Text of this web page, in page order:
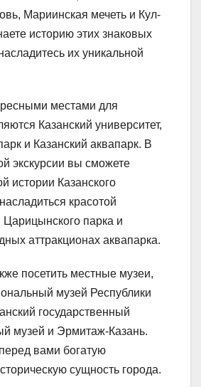
Мариинская мечеть и Кул-
историю этих знаковых
их уникальной
местами для
Казанский университет,
и Казанский аквапарк. В
экскурсии вы сможете
истории Казанского
красотой
парка и
аттракционах аквапарка.
посетить местные музеи,
музей Республики
государственный
музей и Эрмитаж-Казань.
вами богатую
сущность города.